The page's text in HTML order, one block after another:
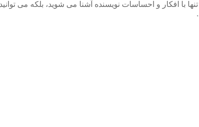
با افکار و احساسات نویسنده آشنا می‌ شوید، بلکه می‌